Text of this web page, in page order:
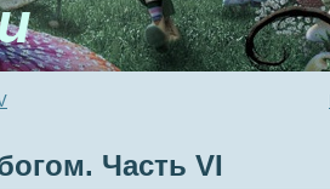
Часть VI